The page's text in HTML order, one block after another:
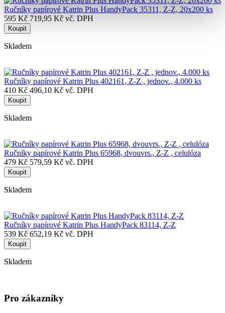
Ručníky papírové Katrin Plus HandyPack 35311, Z-Z, 20x200 ks
595 Kč 719,95 Kč vč. DPH
Koupit
Skladem
Ručníky papírové Katrin Plus 402161, Z-Z , jednov., 4.000 ks
410 Kč 496,10 Kč vč. DPH
Koupit
Skladem
Ručníky papírové Katrin Plus 65968, dvouvrs., Z-Z , celulóza
479 Kč 579,59 Kč vč. DPH
Koupit
Skladem
Ručníky papírové Katrin Plus HandyPack 83114, Z-Z
539 Kč 652,19 Kč vč. DPH
Koupit
Skladem
Pro zákazníky